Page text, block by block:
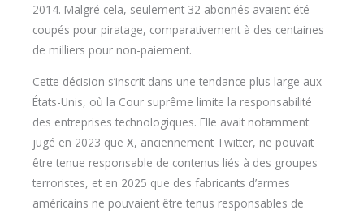
2014. Malgré cela, seulement 32 abonnés avaient été
coupés pour piratage, comparativement à des centaines
de milliers pour non-paiement.
Cette décision s’inscrit dans une tendance plus large aux
États-Unis, où la Cour suprême limite la responsabilité
des entreprises technologiques. Elle avait notamment
jugé en 2023 que X, anciennement Twitter, ne pouvait
être tenue responsable de contenus liés à des groupes
terroristes, et en 2025 que des fabricants d’armes
américains ne pouvaient être tenus responsables de